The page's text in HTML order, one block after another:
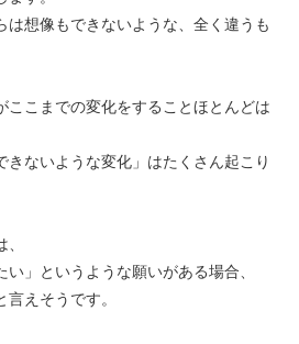
は想像もできないような、全く違うも
ここまでの変化をすることほとんどは
きないような変化」はたくさん起こり
い」というような願いがある場合、
えそうです。